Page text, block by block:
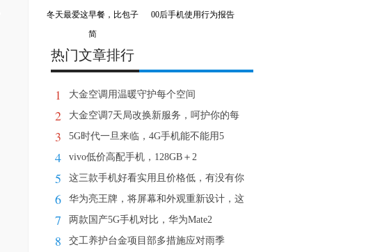
冬天最爱这早餐，比包子
简
00后手机使用行为报告
热门文章排行
1 大金空调用温暖守护每个空间
2 大金空调7天局改换新服务，呵护你的每
3 5G时代一旦来临，4G手机能不能用5
4 vivo低价高配手机，128GB＋2
5 这三款手机好看实用且价格低，有没有你
6 华为亮王牌，将屏幕和外观重新设计，这
7 两款国产5G手机对比，华为Mate2
8 交工养护台金项目部多措施应对雨季